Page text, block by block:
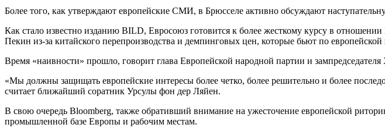
Более того, как утверждают европейские СМИ, в Брюсселе активно обсуждают
Как стало известно изданию BILD, Евросоюз готовится к более жесткому курсу в
Пекин из-за китайского перепроизводства и демпинговых цен, которые бьют по
Время «наивности» прошло, говорит глава Европейской народной партии и
«Мы должны защищать европейские интересы более четко, более решительно и более
считает ближайший соратник Урсулы фон дер Ляйен.
В свою очередь Bloomberg, также обративший внимание на ужесточение европейской
промышленной базе Европы и рабочим местам.